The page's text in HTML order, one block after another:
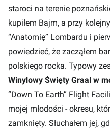
staroci na terenie
kupiłem Bajm, a przy
“Anatomię” Lombardu i
powiedzieć, że zacząłem
polskiego rocka. Typowy
Winylowy Święty Graal w
“Down To Earth” Flight
mojej młodości - okresu,
zamknięty. Słuchałem jej,